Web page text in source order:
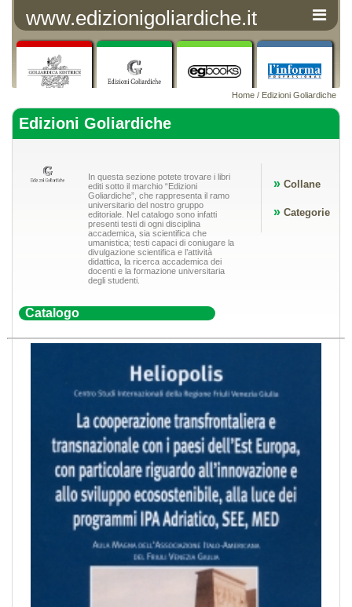
www.edizionigoliardiche.it
Home / Edizioni Goliardiche
Edizioni Goliardiche
In questa sezione potete trovare i libri
editi sotto il marchio “Edizioni
Goliardiche”, che rappresenta il ramo
universitario del nostro gruppo
editoriale. Nel catalogo sono infatti
presenti testi di ogni disciplina
accademica, sia scientifica che
umanistica; testi capaci di coniugare la
divulgazione scientifica e l’attività
didattica, la ricerca accademica dei
docenti e la formazione universitaria
degli studenti.
»Collane
»Categorie
Catalogo